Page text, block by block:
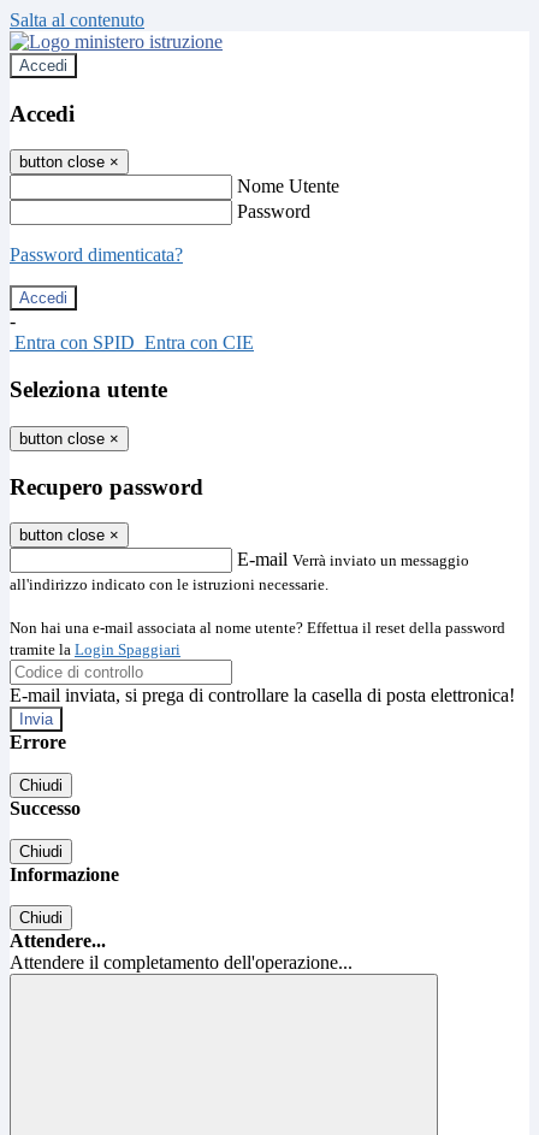
Salta al contenuto
Accedi
Accedi
button close ×
Nome Utente
Password
Password dimenticata?
-
Entra con SPID Entra con CIE
Seleziona utente
button close ×
Recupero password
button close ×
E-mail Verrà inviato un messaggio
all'indirizzo indicato con le istruzioni necessarie.
Non hai una e-mail associata al nome utente? Effettua il reset della password
tramite la Login Spaggiari
E-mail inviata, si prega di controllare la casella di posta elettronica!
Errore
Chiudi
Successo
Chiudi
Informazione
Chiudi
Attendere...
Attendere il completamento dell'operazione...